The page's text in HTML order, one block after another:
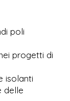
poli
progetti di
isolanti
delle